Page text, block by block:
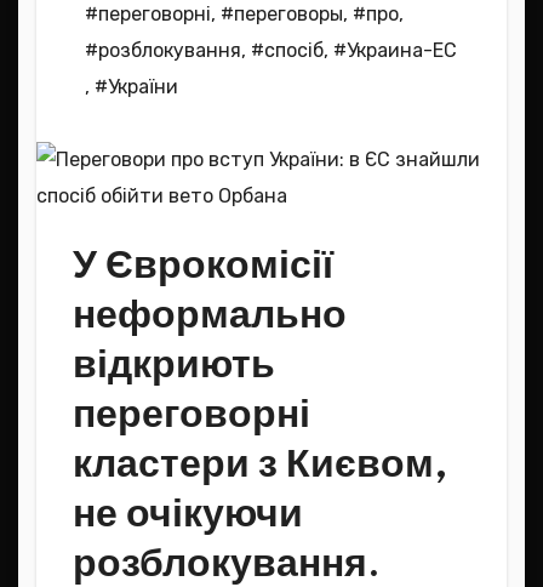
#переговорні, #переговоры, #про,
#розблокування, #спосіб, #Украина-ЕС
, #України
У Єврокомісії
неформально
відкриють
переговорні
кластери з Києвом,
не очікуючи
розблокування.